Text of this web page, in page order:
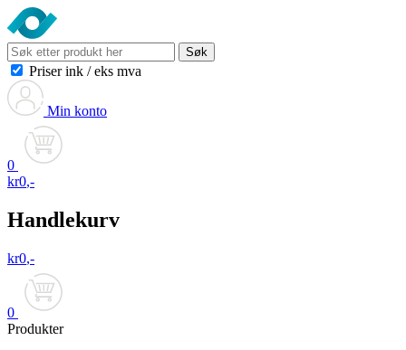
Søk
Priser ink / eks mva
Min konto
0
kr0,-
Handlekurv
kr0,-
0
Produkter